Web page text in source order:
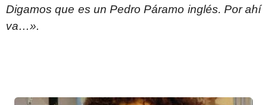
Digamos que es un Pedro Páramo inglés. Por ahí
va…».